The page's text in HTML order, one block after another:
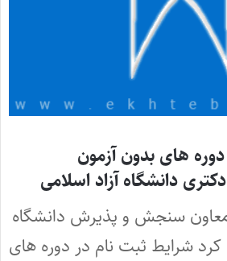
های بدون آزمون
دانشگاه آزاد اسلامی
سنجش و پذیرش دانشگاه
شرایط ثبت نام در دوره های